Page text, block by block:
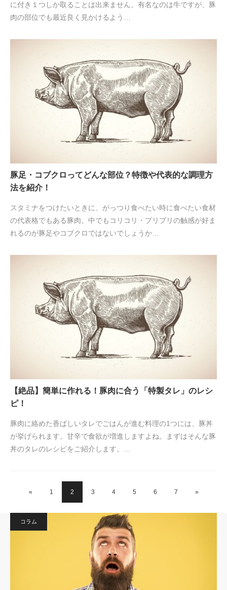
に付き１つしか取ることは出来ません。有名なのは牛ですが、豚
肉の部位でも最近良く見かけるよう…
豚足・コブクロってどんな部位？特徴や代表的な調理方
法を紹介！
スタミナをつけたいときに、がっつり食べたい時に食べたい食材
の代表格でもある豚肉。中でもコリコリ・プリプリの触感が好ま
れるのが豚足やコブクロではないでしょうか…
【絶品】簡単に作れる！豚肉に合う「特製タレ」のレシ
ピ！
豚肉に絡めた香ばしいタレでごはんが進む料理の1つには、豚丼
が挙げられます。甘辛で食欲が増進しますよね。まずはそんな豚
丼のタレのレシピをご紹介します。…
« 1 2 3 4 5 6 7 »
コラム